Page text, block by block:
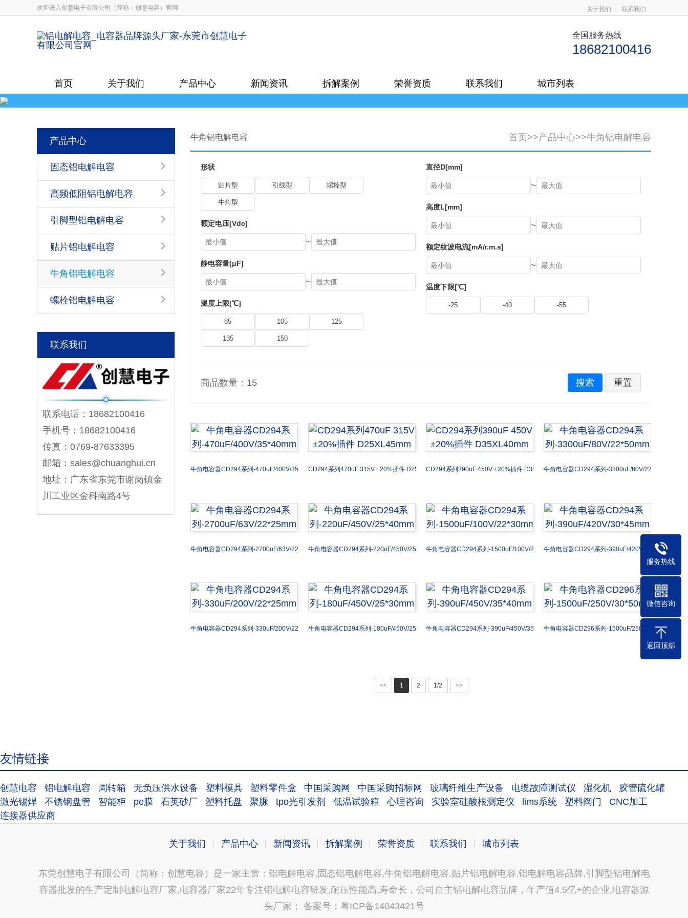
欢迎进入创慧电子有限公司（简称：创慧电容）官网 关于我们 联系我们
全国服务热线
18682100416
首页 关于我们 产品中心 新闻资讯 拆解案例 荣誉资质 联系我们 城市列表
产品中心
固态铝电解电容
高频低阻铝电解电容
引脚型铝电解电容
贴片铝电解电容
牛角铝电解电容
螺栓铝电解电容
联系我们
联系电话：18682100416
手机号：18682100416
传真：0769-87633395
邮箱：sales@chuanghui.cn
地址：广东省东莞市谢岗镇金
川工业区金科南路4号
牛角铝电解电容 首页>>产品中心>>牛角铝电解电容
形状
贴片型 引线型 螺栓型
牛角型
额定电压[Vdc]
~
静电容量[μF]
~
温度上限[℃]
85 105 125
135 150
直径D[mm]
~
高度L[mm]
~
额定纹波电流[mA/r.m.s]
~
温度下限[℃]
-25 -40 -55
商品数量： 15 搜索 重置
牛角电容器CD294系列-470uF/400V/35*40mmCD294系列470uF 315V ±20%插件 D25XL45mmCD294系列390uF 450V ±20%插件 D35XL40mm牛角电容器CD294系列-3300uF/80V/22*50mm
牛角电容器CD294系列-2700uF/63V/22*25mm牛角电容器CD294系列-220uF/450V/25*40mm牛角电容器CD294系列-1500uF/100V/22*30mm牛角电容器CD294系列-390uF/420V/30*45mm
牛角电容器CD294系列-330uF/200V/22*25mm牛角电容器CD294系列-180uF/450V/25*30mm牛角电容器CD294系列-390uF/450V/35*40mm牛角电容器CD296系列-1500uF/250V/30*50mm
<< 1 2 1/2 >>
友情链接
创慧电容 铝电解电容 周转箱 无负压供水设备 塑料模具 塑料零件盒 中国采购网 中国采购招标网 玻璃纤维生产设备 电缆故障测试仪 湿化机
胶管硫化罐
激光锡焊
不锈钢盘管 智能柜 pe膜 石英砂厂 塑料托盘 聚脲 tpo光引发剂 低温试验箱 心理咨询 实验室硅酸根测定仪 lims系统 塑料阀门
CNC加工
连接器供应商
关于我们 产品中心 新闻资讯 拆解案例 荣誉资质 联系我们 城市列表
东莞创慧电子有限公司（简称：创慧电容）是一家主营：铝电解电容,固态铝电解电容,牛角铝电解电容,贴片铝电解电容,铝电解电容品牌,引脚型铝电解电
容器批发的生产定制电解电容厂家,电容器厂家22年专注铝电解电容研发,耐压性能高,寿命长，公司自主铝电解电容品牌，年产值4.5亿+的企业,电容器源
头厂家； 备案号：粤ICP备14043421号
服务热线
微信咨询
返回顶部